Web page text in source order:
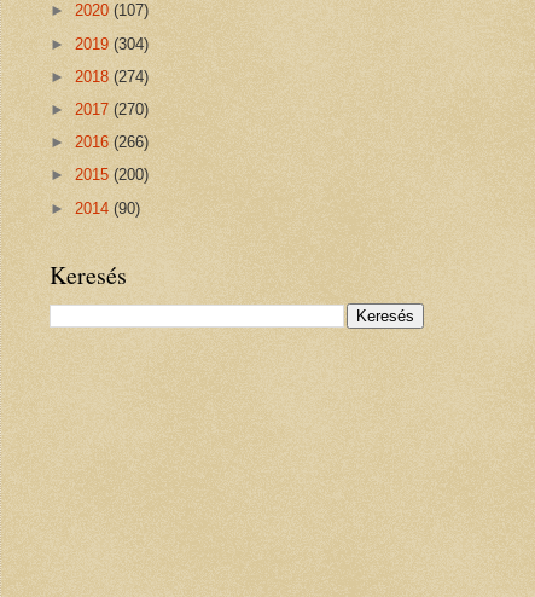
► 2020 (107)
► 2019 (304)
► 2018 (274)
► 2017 (270)
► 2016 (266)
► 2015 (200)
► 2014 (90)
Keresés